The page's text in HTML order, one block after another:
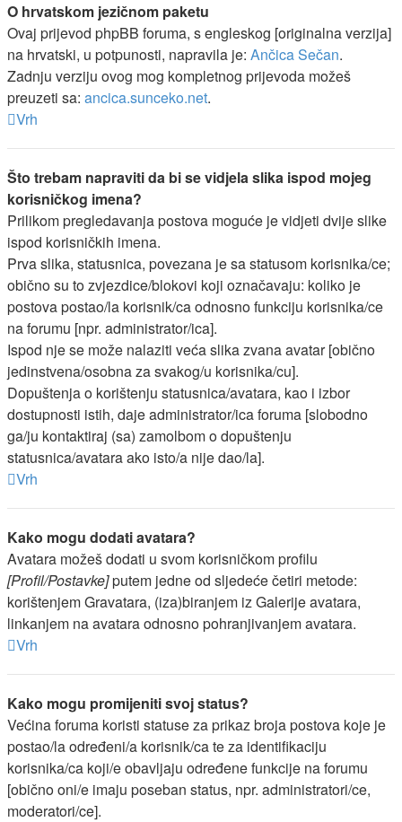
O hrvatskom jezičnom paketu
Ovaj prijevod phpBB foruma, s engleskog [originalna verzija]
na hrvatski, u potpunosti, napravila je: Ančica Sečan.
Zadnju verziju ovog mog kompletnog prijevoda možeš
preuzeti sa: ancica.sunceko.net.
Vrh
Što trebam napraviti da bi se vidjela slika ispod mojeg
korisničkog imena?
Prilikom pregledavanja postova moguće je vidjeti dvije slike
ispod korisničkih imena.
Prva slika, statusnica, povezana je sa statusom korisnika/ce;
obično su to zvjezdice/blokovi koji označavaju: koliko je
postova postao/la korisnik/ca odnosno funkciju korisnika/ce
na forumu [npr. administrator/ica].
Ispod nje se može nalaziti veća slika zvana avatar [obično
jedinstvena/osobna za svakog/u korisnika/cu].
Dopuštenja o korištenju statusnica/avatara, kao i izbor
dostupnosti istih, daje administrator/ica foruma [slobodno
ga/ju kontaktiraj (sa) zamolbom o dopuštenju
statusnica/avatara ako isto/a nije dao/la].
Vrh
Kako mogu dodati avatara?
Avatara možeš dodati u svom korisničkom profilu
[Profil/Postavke]putem jedne od sljedeće četiri metode:
korištenjem Gravatara, (iza)biranjem iz Galerije avatara,
linkanjem na avatara odnosno pohranjivanjem avatara.
Vrh
Kako mogu promijeniti svoj status?
Većina foruma koristi statuse za prikaz broja postova koje je
postao/la određeni/a korisnik/ca te za identifikaciju
korisnika/ca koji/e obavljaju određene funkcije na forumu
[obično oni/e imaju poseban status, npr. administratori/ce,
moderatori/ce].